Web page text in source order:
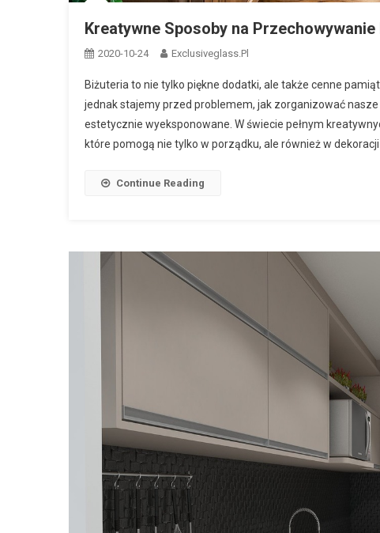
Kreatywne Sposoby na
2020-10-24 Exclusiveglass.pl
Biżuteria to nie tylko piękne dodatki, ale także cenne
jednak stajemy przed problemem, jak zorganizować
estetycznie wyeksponowane. W świecie pełnym
które pomogą nie tylko w porządku, ale również w dekoracji
Continue Reading